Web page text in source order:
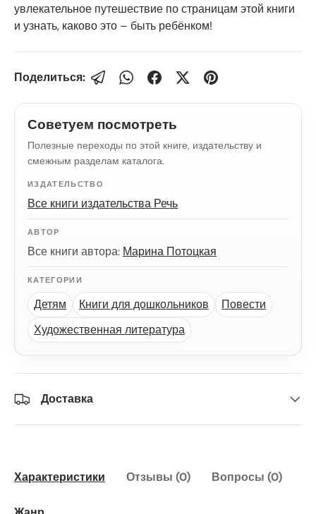
увлекательное путешествие по страницам этой книги
и узнать, каково это – быть ребёнком!
Поделиться:
Советуем посмотреть
Полезные переходы по этой книге, издательству и
смежным разделам каталога.
ИЗДАТЕЛЬСТВО
Все книги издательства Речь
АВТОР
Все книги автора: Марина Потоцкая
КАТЕГОРИИ
Детям Книги для дошкольников
Повести
Художественная литература
Доставка
Характеристики Отзывы (0) Вопросы (0)